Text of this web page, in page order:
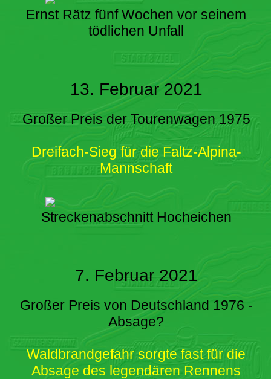
Ernst Rätz fünf Wochen vor seinem
tödlichen Unfall
13. Februar 2021
Großer Preis der Tourenwagen 1975
Dreifach-Sieg für die Faltz-Alpina-
Mannschaft
Streckenabschnitt Hocheichen
7. Februar 2021
Großer Preis von Deutschland 1976 -
Absage?
Waldbrandgefahr sorgte fast für die
Absage des legendären Rennens